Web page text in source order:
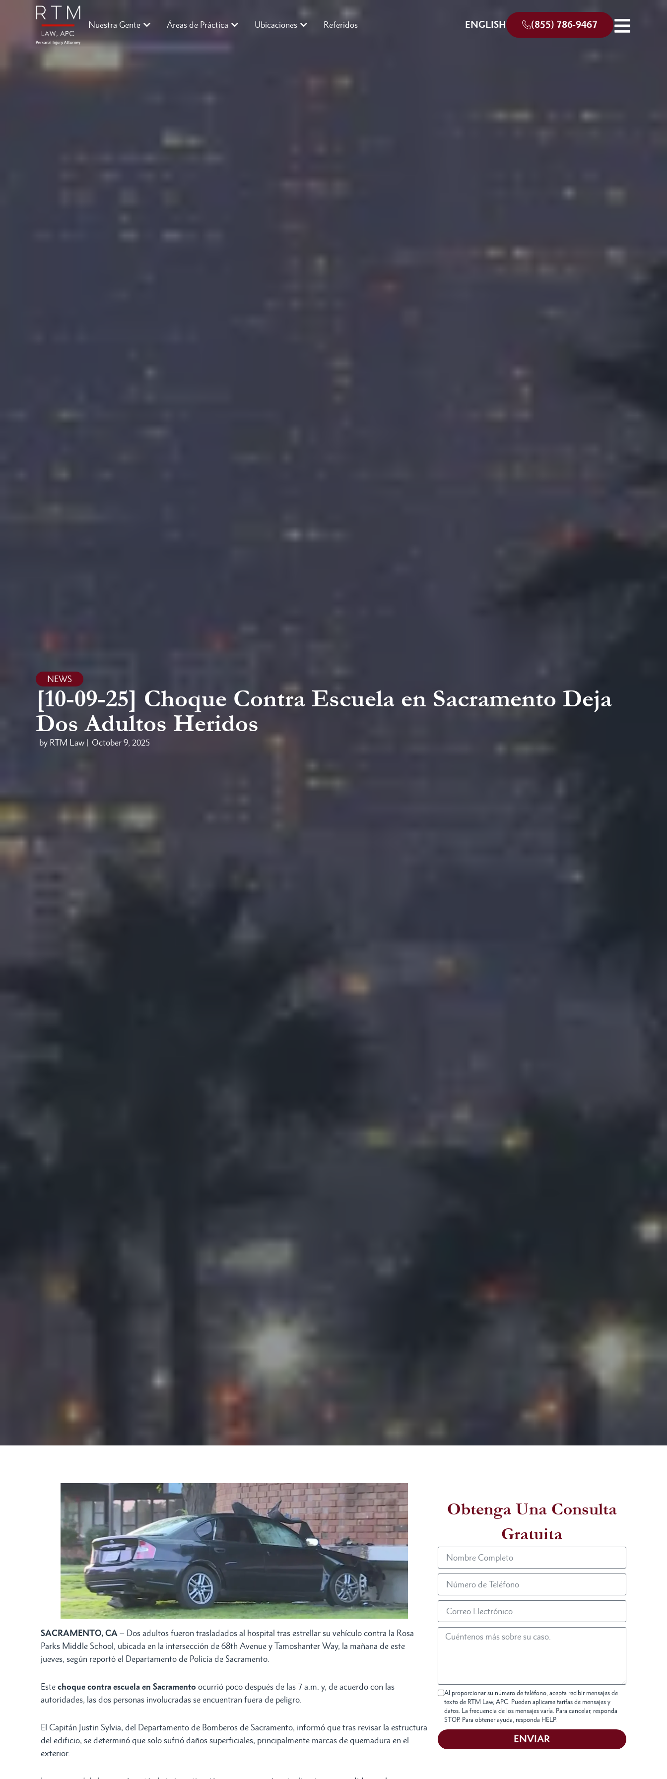
Nuestra Gente Áreas de Práctica Ubicaciones Referidos ENGLISH (855) 786-9467
NEWS
[10-09-25] Choque Contra Escuela en Sacramento Deja
Dos Adultos Heridos
by RTM Law | October 9, 2025
SACRAMENTO, CA – Dos adultos fueron trasladados al hospital tras estrellar su vehículo contra la Rosa
Parks Middle School, ubicada en la intersección de 68th Avenue y Tamoshanter Way, la mañana de este
jueves, según reportó el Departamento de Policía de Sacramento.
Este choque contra escuela en Sacramento ocurrió poco después de las 7 a.m. y, de acuerdo con las
autoridades, las dos personas involucradas se encuentran fuera de peligro.
El Capitán Justin Sylvia, del Departamento de Bomberos de Sacramento, informó que tras revisar la estructura
del edificio, se determinó que solo sufrió daños superficiales, principalmente marcas de quemadura en el
exterior.
Obtenga Una Consulta
Gratuita
Al proporcionar su número de teléfono, acepta recibir mensajes de
texto de RTM Law, APC. Pueden aplicarse tarifas de mensajes y
datos. La frecuencia de los mensajes varía. Para cancelar, responda
STOP. Para obtener ayuda, responda HELP.
ENVIAR